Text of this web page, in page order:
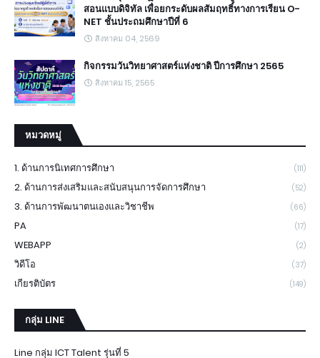
สอนแบบดิจิทัล เพื่อยกระดับผลสัมฤทธิ์ทางการเรียน O-
NET ชั้นประถมศึกษาปีที่ 6
สิงหาคม 04, 2569
กิจกรรมวันวิทยาศาสตร์แห่งชาติ ปีการศึกษา 2565
สิงหาคม 15, 2565
หมวดหมู่
1. ด้านการนิเทศการศึกษา (111)
2. ด้านการส่งเสริมและสนับสนุนการจัดการศึกษา (52)
3. ด้านการพัฒนาตนเองและวิชาชีพ (66)
PA (17)
WEBAPP (2)
วิดีโอ (37)
เกียรติบัตร (149)
กลุ่ม LINE
Line กลุ่ม ICT Talent รุ่นที่ 5